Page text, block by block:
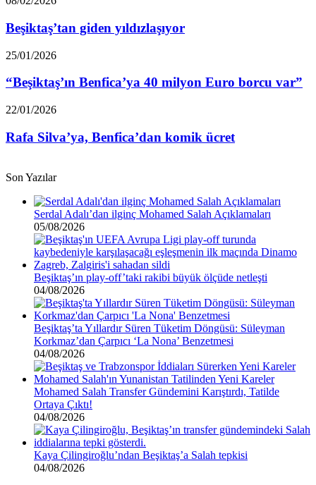
yıldızlaşıyor
Beşiktaş’tan giden yıldızlaşıyor
“Beşiktaş’ın
40
milyon
Euro
var”
25/01/2026
“Beşiktaş’ın Benfica’ya 40 milyon Euro borcu var”
Rafa
Benfica’dan
komik
22/01/2026
Rafa Silva’ya, Benfica’dan komik ücret
Son Yazılar
Serdal Adalı’dan ilginç Mohamed Salah Açıklamaları
05/08/2026
Beşiktaş’ın play-off’taki rakibi büyük ölçüde netleşti
04/08/2026
Beşiktaş’ta Yıllardır Süren Tüketim Döngüsü: Süleyman
Korkmaz’dan Çarpıcı ‘La Nona’ Benzetmesi
04/08/2026
Mohamed Salah Transfer Gündemini Karıştırdı, Tatilde
Ortaya Çıktı!
04/08/2026
Kaya Çilingiroğlu’ndan Beşiktaş’a Salah tepkisi
04/08/2026